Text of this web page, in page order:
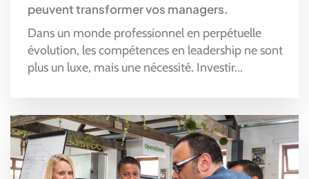
peuvent transformer vos managers.
Dans un monde professionnel en perpétuelle
évolution, les compétences en leadership ne sont
plus un luxe, mais une nécessité. Investir...